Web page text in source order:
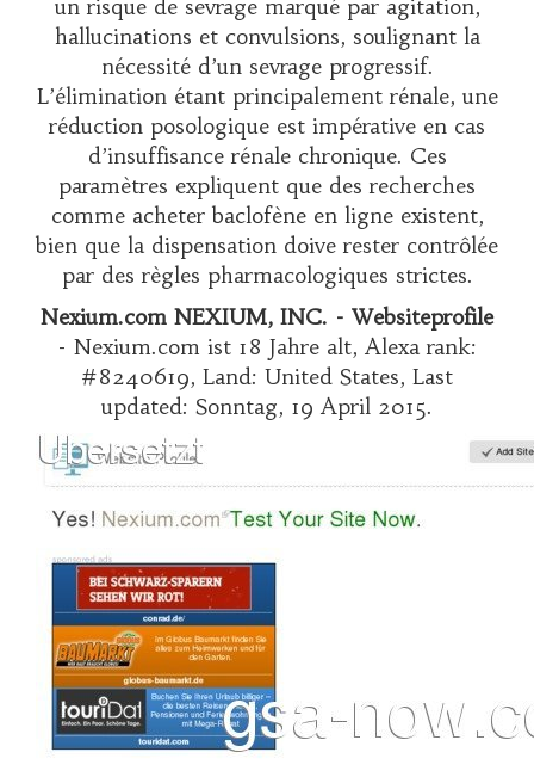
un risque de sevrage marqué par agitation,
hallucinations et convulsions, soulignant la
nécessité d’un sevrage progressif.
L’élimination étant principalement rénale, une
réduction posologique est impérative en cas
d’insuffisance rénale chronique. Ces
paramètres expliquent que des recherches
comme acheter baclofène en ligneexistent,
bien que la dispensation doive rester contrôlée
par des règles pharmacologiques strictes.
Nexium.com NEXIUM, INC. - Websiteprofile
- Nexium.com ist 18 Jahre alt, Alexa rank:
#8240619, Land: United States, Last
updated: Sonntag, 19 April 2015.